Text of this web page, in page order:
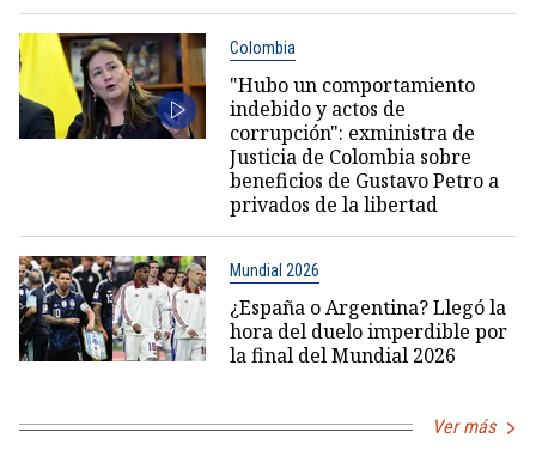
Colombia
"Hubo un comportamiento
indebido y actos de
corrupción": exministra de
Justicia de Colombia sobre
beneficios de Gustavo Petro a
privados de la libertad
Mundial 2026
¿España o Argentina? Llegó la
hora del duelo imperdible por
la final del Mundial 2026
Ver más